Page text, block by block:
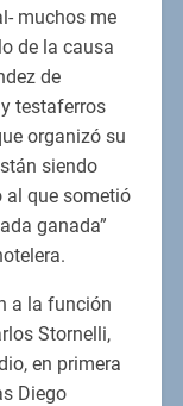
muchos me
de la causa
de
testaferros
organizó su
siendo
al que sometió
ganada”
a la función
Stornelli,
en primera
Diego